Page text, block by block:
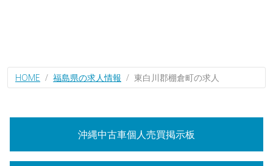
HOME 福島県の求人情報 東白川郡棚倉町の求人
沖縄中古車個人売買掲示板